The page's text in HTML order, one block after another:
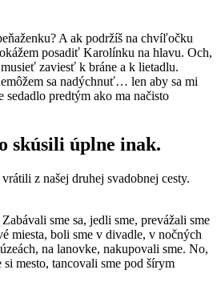
A ak podržíš na chvíľočku
posadiť Karolínku na hlavu. Och,
zaviesť k bráne a k lietadlu.
sa nadýchnuť… len aby sa mi
sedadlo predtým ako ma načisto
skúsili úplne inak.
z našej druhej svadobnej cesty.
sme sa, jedli sme, prevážali sme
miesta, boli sme v divadle, v nočných
na lanovke, nakupovali sme. No,
si mesto, tancovali sme pod šírym